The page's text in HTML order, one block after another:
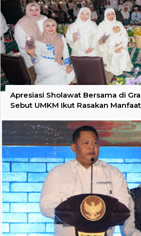
Apresiasi Sholawat Bersama di
Sebut UMKM Ikut Rasakan Manfaat